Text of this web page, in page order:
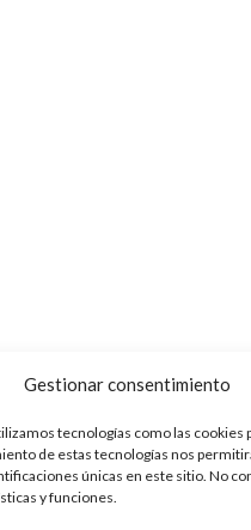
Gestionar consentimiento
tecnologías como las cookies
de estas tecnologías nos
únicas en este sitio. No
y funciones.